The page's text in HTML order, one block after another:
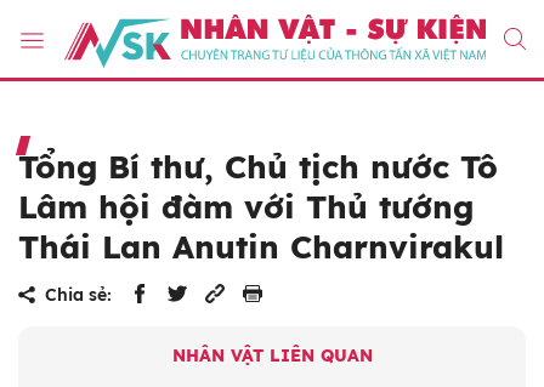
Tổng Bí thư, Chủ tịch nước Tô
Lâm hội đàm với Thủ tướng
Thái Lan Anutin Charnvirakul
Chia sẻ:
NHÂN VẬT LIÊN QUAN